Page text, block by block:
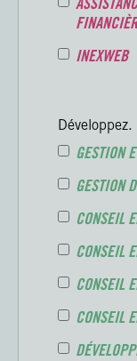
INEXWEB
Développez.
GESTION
GESTION
CONSEIL
CONSEIL
CONSEIL
CONSEIL